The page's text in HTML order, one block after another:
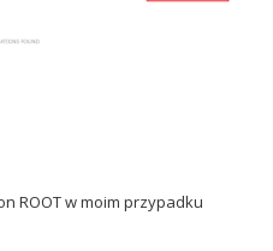
ROOT w moim przypadku